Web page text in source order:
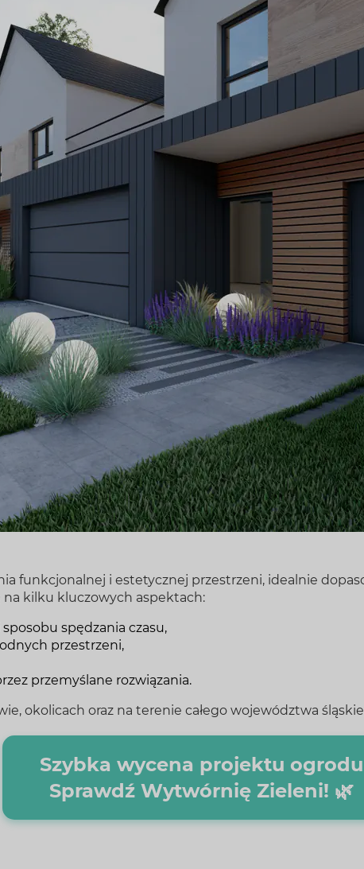
funkcjonalnej i estetycznej przestrzeni, idealnie
kilku kluczowych aspektach:
spędzania czasu,
przestrzeni,
przemyślane rozwiązania.
okolicach oraz na terenie całego województwa
Szybka wycena projektu ogrodu
Sprawdź Wytwórnię Zieleni! 🌿